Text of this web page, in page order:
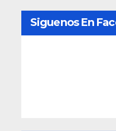
Siguenos En